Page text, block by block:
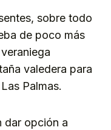
sobre todo
de poco más
valedera para
Palmas.
dar opción a